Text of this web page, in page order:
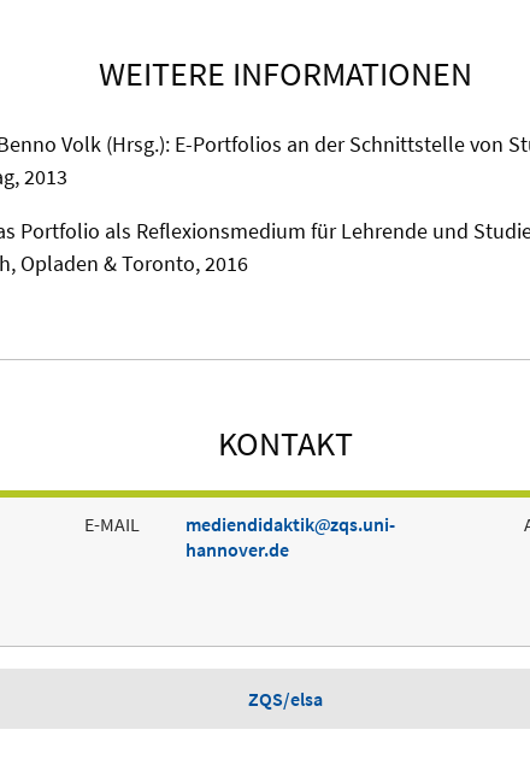
WEITERE INFORMATIONEN
Volk (Hrsg.): E-Portfolios an der Schnittstelle von
2013
Portfolio als Reflexionsmedium für Lehrende und
Opladen & Toronto, 2016
KONTAKT
E-MAIL mediendidaktik
zqs.uni-
hannover.de
ZQS/elsa